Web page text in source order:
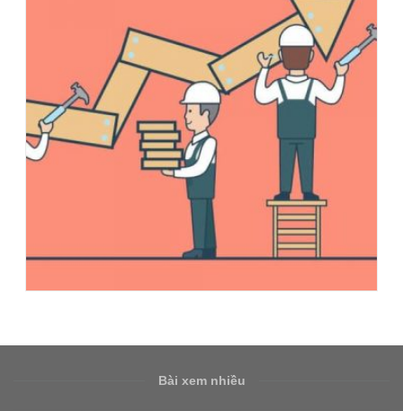
Bài xem nhiều